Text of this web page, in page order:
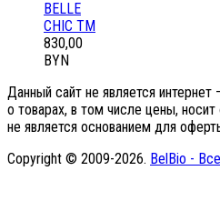
BELLE
CHIC ТМ
830,00
BYN
Данный сайт не является
о товарах, в том числе цены,
не является основанием для
Copyright © 2009-2026. BelBio -